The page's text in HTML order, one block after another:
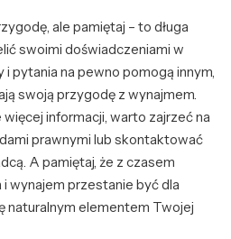
ale pamiętaj – to długa
swoimi doświadczeniami w
pytania na pewno pomogą innym,
swoją przygodę z wynajmem.
informacji, warto zajrzeć na
prawnymi lub skontaktować
A pamiętaj, że z czasem
wynajem przestanie być dla
naturalnym elementem Twojej